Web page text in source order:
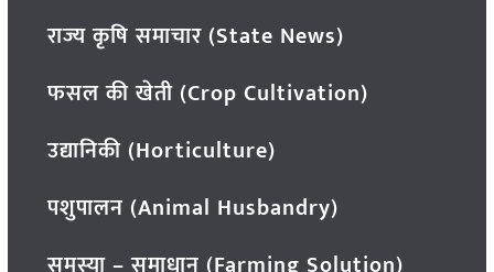
राज्य कृषि समाचार (State News)
फसल की खेती (Crop Cultivation)
उद्यानिकी (Horticulture)
पशुपालन (Animal Husbandry)